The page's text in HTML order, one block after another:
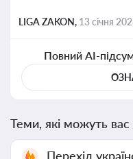
LIGA ZAKON, 13 січня
Повний AI-
Теми, які можуть вас
Перехід